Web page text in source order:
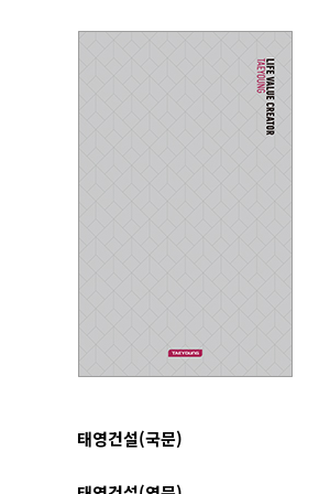
태영건설(국문)